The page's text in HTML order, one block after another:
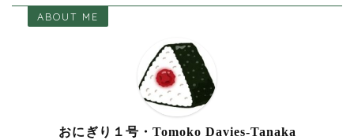
ABOUT ME
おにぎり１号・Tomoko Davies-Tanaka